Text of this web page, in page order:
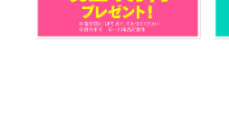
© 2026 宮城県仙台市の買取なら買取大吉 仙